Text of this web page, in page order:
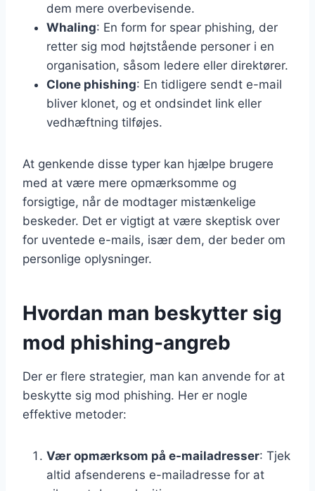
dem mere overbevisende.
Whaling: En form for spear phishing, der
retter sig mod højtstående personer i en
organisation, såsom ledere eller direktører.
Clone phishing: En tidligere sendt e-mail
bliver klonet, og et ondsindet link eller
vedhæftning tilføjes.
At genkende disse typer kan hjælpe brugere
med at være mere opmærksomme og
forsigtige, når de modtager mistænkelige
beskeder. Det er vigtigt at være skeptisk over
for uventede e-mails, især dem, der beder om
personlige oplysninger.
Hvordan man beskytter sig
mod phishing-angreb
Der er flere strategier, man kan anvende for at
beskytte sig mod phishing. Her er nogle
effektive metoder:
Vær opmærksom på e-mailadresser: Tjek
altid afsenderens e-mailadresse for at